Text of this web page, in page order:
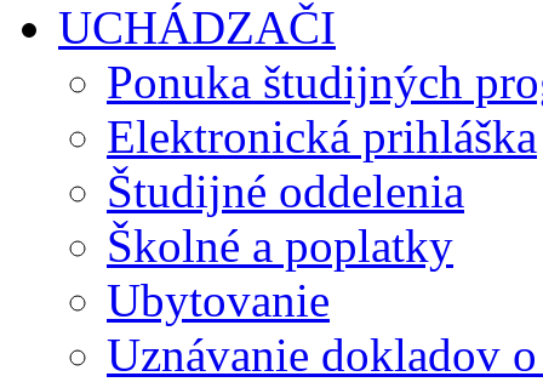
UCHÁDZAČI
Ponuka študijných
Elektronická prihláška
Študijné oddelenia
Školné a poplatky
Ubytovanie
Uznávanie dokladov